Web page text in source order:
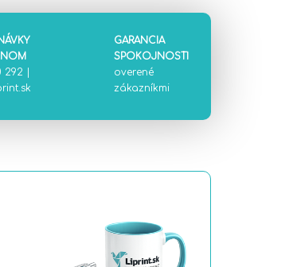
292
GARANCIA
SPOKOJNOSTI
overené
zákazníkmi